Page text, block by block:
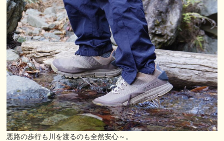
悪路の歩行も川を渡るのも全然安心～。